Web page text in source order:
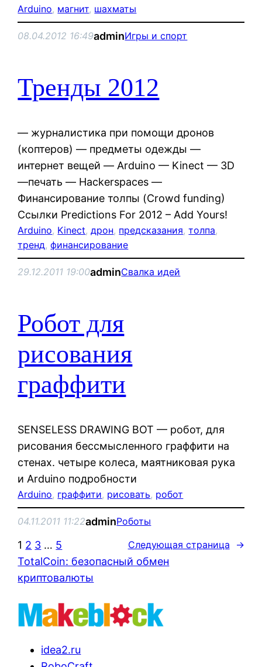
Arduino, магнит, шахматы
08.04.2012 16:49adminИгры и спорт
Тренды 2012
— журналистика при помощи дронов
(коптеров) — предметы одежды —
интернет вещей — Arduino — Kinect — 3D
—печать — Hackerspaces —
Финансирование толпы (Crowd funding)
Ссылки Predictions For 2012 – Add Yours!
Arduino, Kinect, дрон, предсказания, толпа
тренд, финансирование
29.12.2011 19:00adminСвалка идей
Робот для
рисования
граффити
SENSELESS DRAWING BOT — робот, для
рисования бессмысленного граффити на
стенах. четыре колеса, маятниковая рука
и Arduino подробности
Arduino, граффити, рисовать, робот
04.11.2011 11:22adminРоботы
1 2 3 … 5 Следующая страница →
TotalCoin: безопасный обмен
криптовалюты
idea2.ru